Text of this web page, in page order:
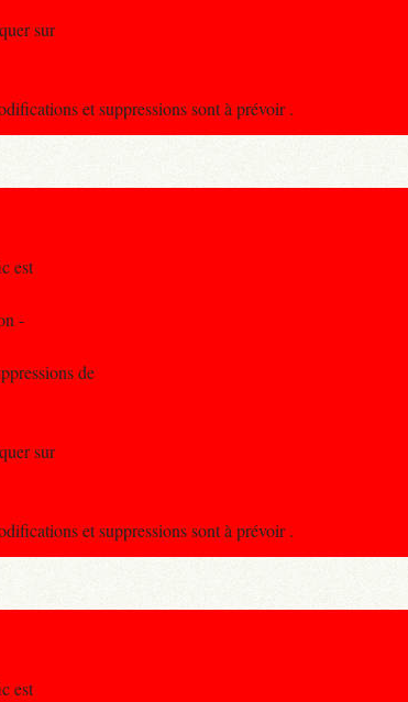
sur
et suppressions sont à prévoir .
est
-
de
sur
et suppressions sont à prévoir .
est